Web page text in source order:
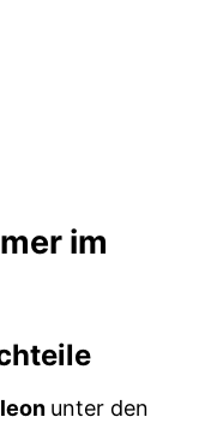
im
unter den